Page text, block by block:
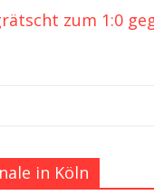
zum 1:0
in Köln